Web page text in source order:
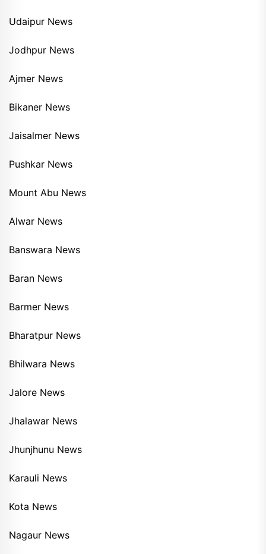
Udaipur News
Jodhpur News
Ajmer News
Bikaner News
Jaisalmer News
Pushkar News
Mount Abu News
Alwar News
Banswara News
Baran News
Barmer News
Bharatpur News
Bhilwara News
Jalore News
Jhalawar News
Jhunjhunu News
Karauli News
Kota News
Nagaur News